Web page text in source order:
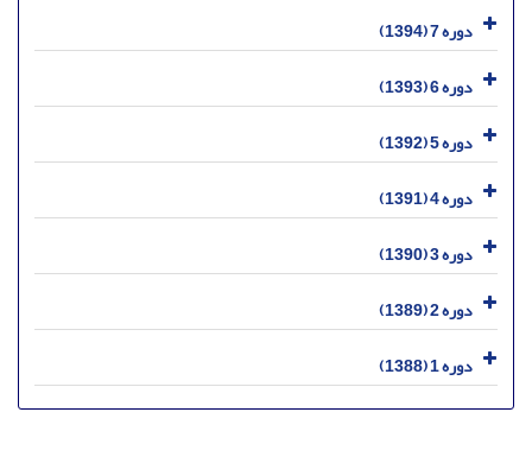
دوره 7 (1394)
دوره 6 (1393)
دوره 5 (1392)
دوره 4 (1391)
دوره 3 (1390)
دوره 2 (1389)
دوره 1 (1388)